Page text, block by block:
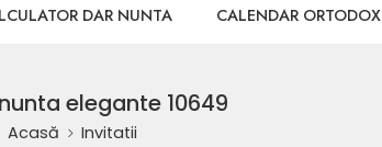
DAR NUNTA CALENDAR ORTODOX
elegante 10649
Acasă Invitatii